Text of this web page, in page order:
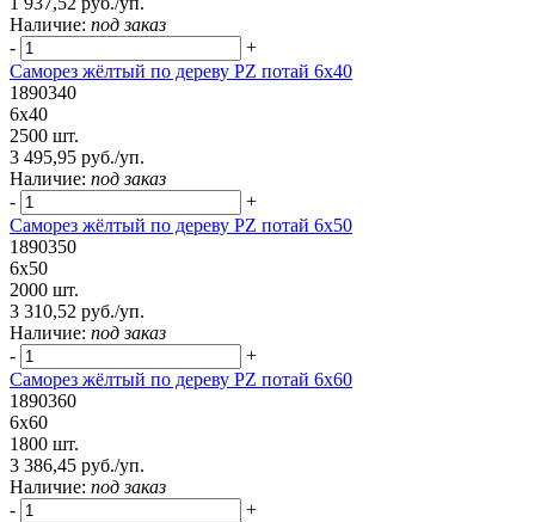
Наличие: под заказ
-
+
Саморез жёлтый по дереву PZ потай 6х40
1890340
6х40
2500 шт.
3 495,95 руб./уп.
Наличие: под заказ
-
+
Саморез жёлтый по дереву PZ потай 6х50
1890350
6х50
2000 шт.
3 310,52 руб./уп.
Наличие: под заказ
-
+
Саморез жёлтый по дереву PZ потай 6х60
1890360
6х60
1800 шт.
3 386,45 руб./уп.
Наличие: под заказ
-
+